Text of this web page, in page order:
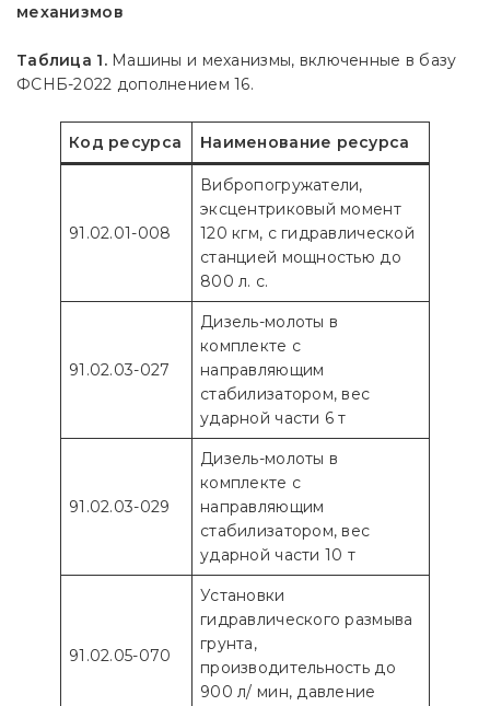
механизмов
Таблица 1.Машины и механизмы, включенные в базу
ФСНБ-2022 дополнением 16.
Код ресурса Наименование ресурса
91.02.01-008
Вибропогружатели,
эксцентриковый момент
120 кгм, с гидравлической
станцией мощностью до
800 л. с.
91.02.03-027
Дизель-молоты в
комплекте с
направляющим
стабилизатором, вес
ударной части 6 т
91.02.03-029
Дизель-молоты в
комплекте с
направляющим
стабилизатором, вес
ударной части 10 т
91.02.05-070
Установки
гидравлического размыва
грунта,
производительность до
900 л/ мин, давление